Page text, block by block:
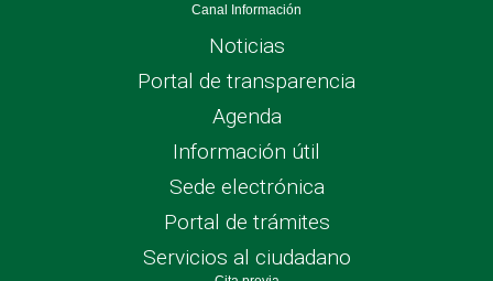
Canal Información
Noticias
Portal de transparencia
Agenda
Información útil
Sede electrónica
Portal de trámites
Servicios al ciudadano